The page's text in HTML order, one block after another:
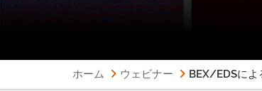
ホーム ウェビナー BEX/EDSによ